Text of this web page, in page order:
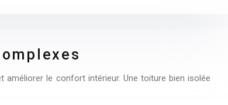
améliorer le confort intérieur. Une toiture bien isolée